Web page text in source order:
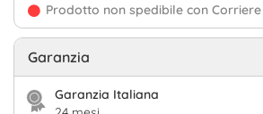
Prodotto non spedibile con Corriere
Garanzia
Garanzia Italiana